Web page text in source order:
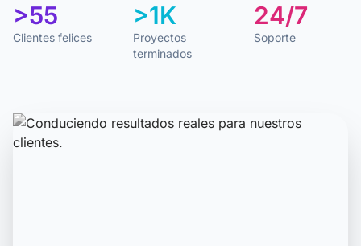
>55
Clientes felices
>1K
Proyectos
terminados
24/7
Soporte